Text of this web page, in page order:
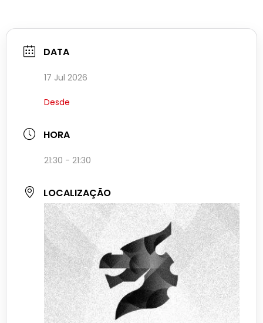
DATA
17 Jul 2026
Desde
HORA
21:30 - 21:30
LOCALIZAÇÃO